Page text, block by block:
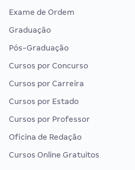
Exame de Ordem
Graduação
Pós-Graduação
Cursos por Concurso
Cursos por Carreira
Cursos por Estado
Cursos por Professor
Oficina de Redação
Cursos Online Gratuitos